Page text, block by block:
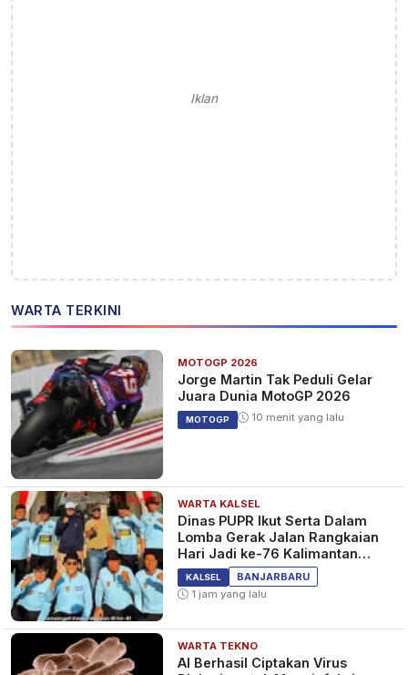
Iklan
WARTA TERKINI
MOTOGP 2026
Jorge Martin Tak Peduli Gelar
Juara Dunia MotoGP 2026
MOTOGP 10 menit yang lalu
WARTA KALSEL
Dinas PUPR Ikut Serta Dalam
Lomba Gerak Jalan Rangkaian
Hari Jadi ke-76 Kalimantan
Selatan
KALSEL
BANJARBARU
1 jam yang lalu
WARTA TEKNO
AI Berhasil Ciptakan Virus